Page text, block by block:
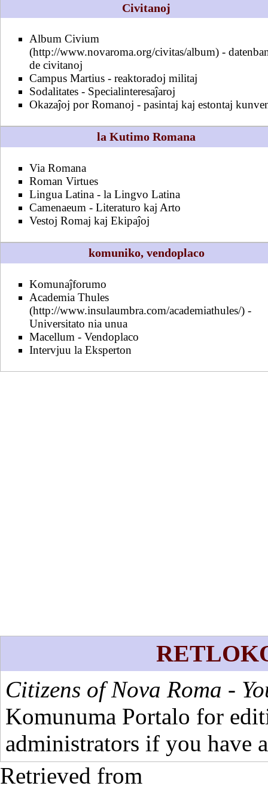
Civitanoj
Album Civium
-
de civitanoj
Campus Martius - reaktoradoj militaj
Sodalitates - Specialinteresaĵaroj
Okazaĵoj por Romanoj - pasintaj kaj estontaj
la Kutimo Romana
Via Romana
Roman Virtues
Lingua Latina - la Lingvo Latina
Camenaeum - Literaturo kaj Arto
Vestoj Romaj kaj Ekipaĵoj
komuniko, vendoplaco
Komunaĵforumo
Academia Thules
-
Universitato nia unua
Macellum - Vendoplaco
Intervjuu la Eksperton
Citizens of Nova Roma -
Komunuma Portalo for
administrators if you have
Retrieved from